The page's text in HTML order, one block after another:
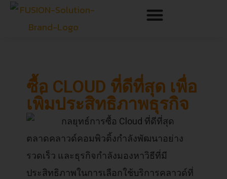
ซื้อ CLOUD ที่ดีที่สุด เพื่อ
เพิ่มประสิทธิภาพธุรกิจ
ตลาดคลาวด์คอมพิวติ้งกำลังพัฒนาอย่าง
รวดเร็ว และธุรกิจกำลังมองหาวิธีที่มี
ประสิทธิภาพในการเลือกใช้บริการคลาวด์ที่